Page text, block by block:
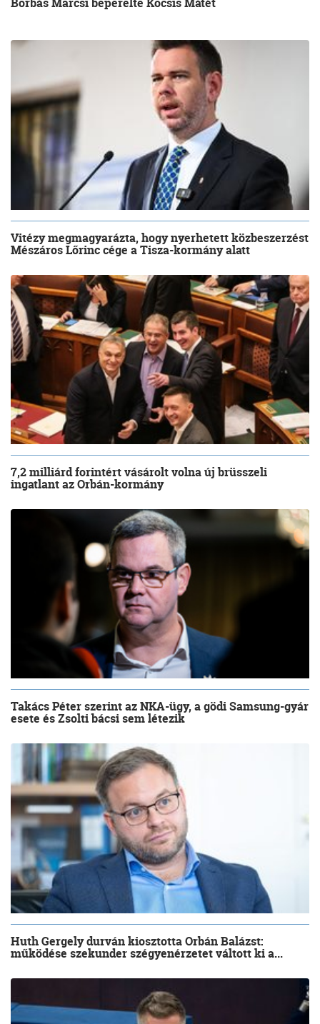
Vitézy megmagyarázta, hogy nyerhetett közbeszerzést
Mészáros Lőrinc cége a Tisza-kormány alatt
7,2 milliárd forintért vásárolt volna új brüsszeli
ingatlant az Orbán-kormány
Takács Péter szerint az NKA-ügy, a gödi Samsung-gyár
esete és Zsolti bácsi sem létezik
Huth Gergely durván kiosztotta Orbán Balázst:
működése szekunder szégyenérzetet váltott ki a...